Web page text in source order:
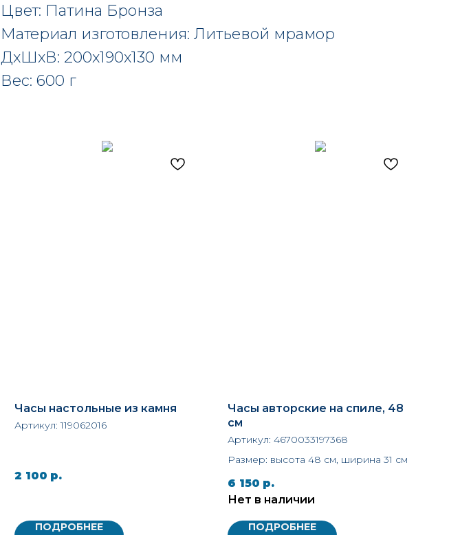
Цвет: Патина Бронза
Материал изготовления: Литьевой мрамор
ДxШxВ: 200x190x130 мм
Вес: 600 г
Часы настольные из камня
Артикул:119062016
2 100 р.
ПОДРОБНЕЕ
Часы авторские на спиле, 48
см
Артикул: 4670033197368
Размер: высота 48 см, ширина 31 см
6 150 р.
Нет в наличии
ПОДРОБНЕЕ